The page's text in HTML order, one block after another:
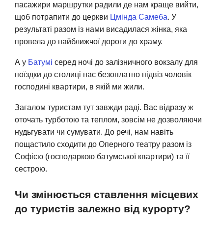
пасажири маршрутки радили де нам краще вийти,
щоб потрапити до церкви Цмінда Самеба. У
результаті разом із нами висадилася жінка, яка
провела до найближчої дороги до храму.
А у Батумі серед ночі до залізничного вокзалу для
поїздки до столиці нас безоплатно підвіз чоловік
господині квартири, в якій ми жили.
Загалом туристам тут завжди раді. Вас відразу ж
оточать турботою та теплом, зовсім не дозволяючи
нудьгувати чи сумувати. До речі, нам навіть
пощастило сходити до Оперного театру разом із
Софією (господаркою батумської квартири) та її
сестрою.
Чи змінюється ставлення місцевих
до туристів залежно від курорту?